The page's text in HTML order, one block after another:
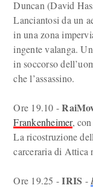
Duncan (David
Lanciantosi da un
in una zona
ingente valanga.
in soccorso
che l’assassino.
Ore 19.10 -
Frankenheimer, con
La ricostruzione
carceraria di Attica
Ore 19.25 -IRIS -